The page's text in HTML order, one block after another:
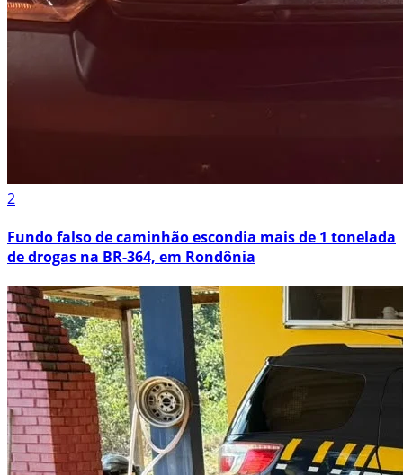
2
Fundo falso de caminhão escondia mais de 1 tonelada
de drogas na BR-364, em Rondônia